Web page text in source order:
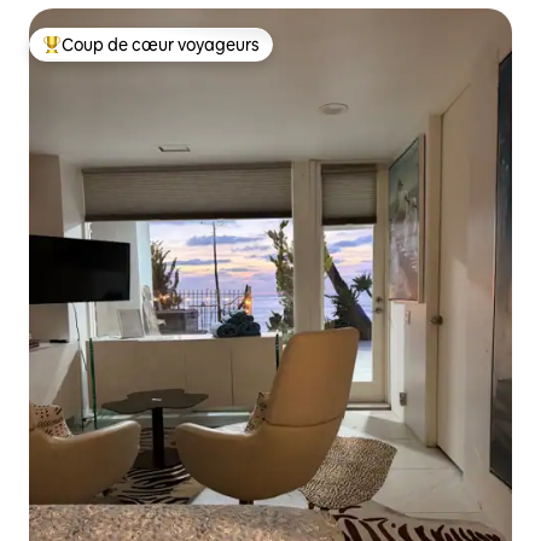
Coups de cœur voyageurs les plus appréciés
Coup de cœur voyageurs